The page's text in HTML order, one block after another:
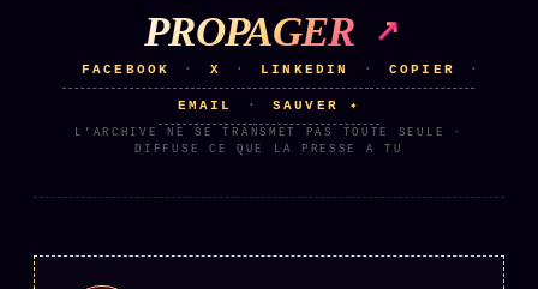
Manifeste pricing
Se connecter
BRAINS MODELS
PROPAGER
FACEBOOK · X · LINKEDIN · COPIER ·
EMAIL · SAUVER ✦
L'ARCHIVE NE SE TRANSMET PAS TOUTE SEULE ·
DIFFUSE CE QUE LA PRESSE A TU